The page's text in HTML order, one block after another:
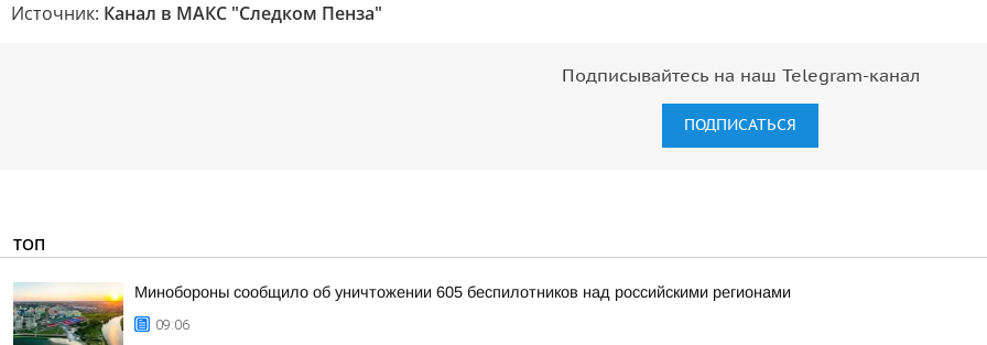
Источник: Канал в МАКС "Следком Пенза"
Подписывайтесь на наш Telegram-канал
ПОДПИСАТЬСЯ
ТОП
Минобороны сообщило об уничтожении 605 беспилотников над российскими регионами
09:06